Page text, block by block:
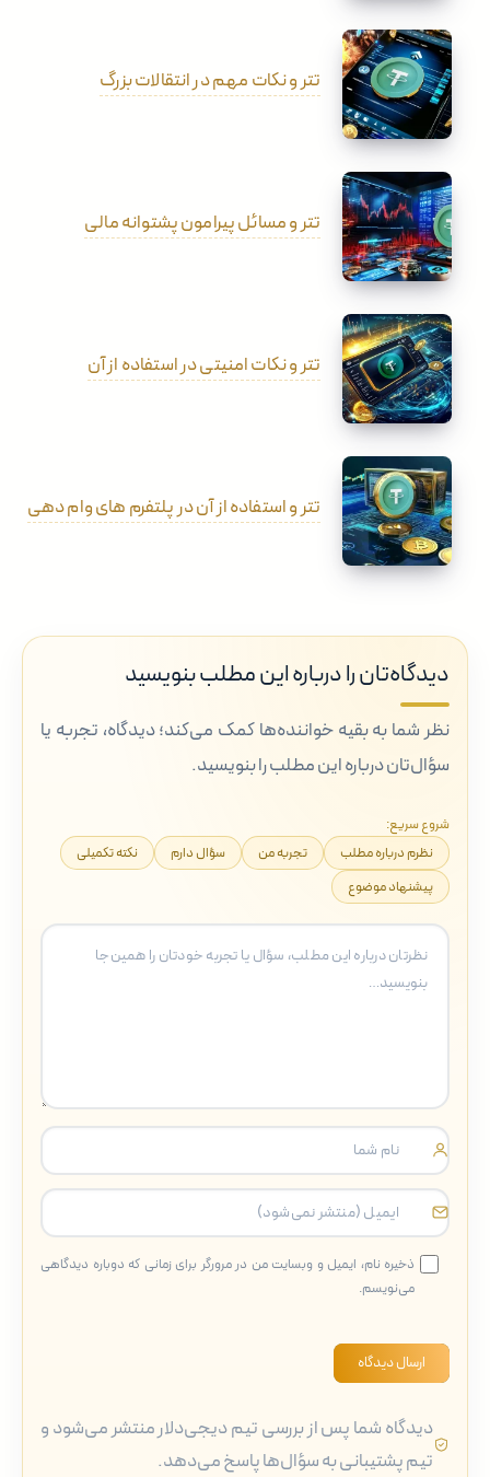
تتر و نکات مهم در انتقالات بزرگ
تتر و مسائل پیرامون پشتوانه مالی
تتر و نکات امنیتی در استفاده از آن
تتر و استفاده از آن در پلتفرم های وام دهی
دیدگاه‌تان را درباره این مطلب بنویسید
نظر شما به بقیه خواننده‌ها کمک می‌کند؛ دیدگاه، تجربه یا
سؤال‌تان درباره این مطلب را بنویسید.
شروع سریع:
نظرم درباره مطلب
تجربه من سؤال دارم
نکته تکمیلی
پیشنهاد موضوع
ذخیره نام، ایمیل و وبسایت من در مرورگر برای زمانی که دوباره دیدگاهی
می‌نویسم.
ارسال دیدگاه
دیدگاه شما پس از بررسی تیم دیجی‌دلار منتشر می‌شود و
تیم پشتیبانی به سؤال‌ها پاسخ می‌دهد.